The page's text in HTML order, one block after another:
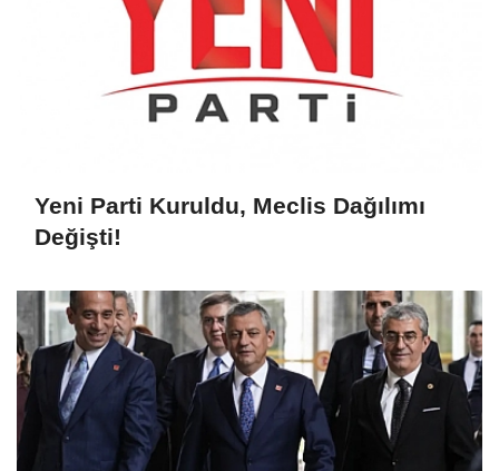
Yeni Parti Kuruldu, Meclis Dağılımı
Değişti!